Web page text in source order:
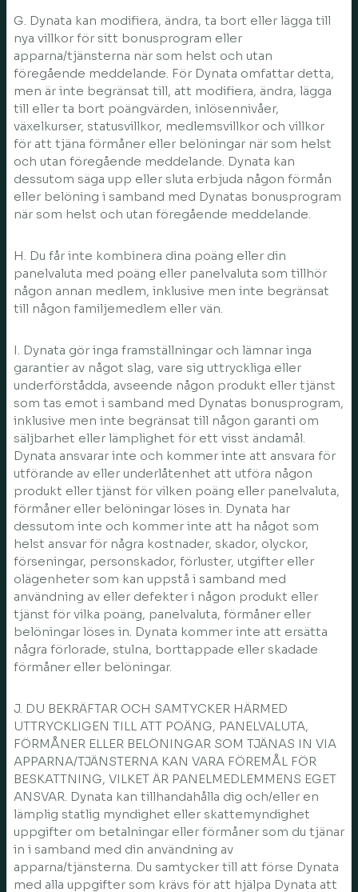
G. Dynata kan modifiera, ändra, ta bort eller lägga till
nya villkor för sitt bonusprogram eller
apparna/tjänsterna när som helst och utan
föregående meddelande. För Dynata omfattar detta,
men är inte begränsat till, att modifiera, ändra, lägga
till eller ta bort poängvärden, inlösennivåer,
växelkurser, statusvillkor, medlemsvillkor och villkor
för att tjäna förmåner eller belöningar när som helst
och utan föregående meddelande. Dynata kan
dessutom säga upp eller sluta erbjuda någon förmån
eller belöning i samband med Dynatas bonusprogram
när som helst och utan föregående meddelande.
H. Du får inte kombinera dina poäng eller din
panelvaluta med poäng eller panelvaluta som tillhör
någon annan medlem, inklusive men inte begränsat
till någon familjemedlem eller vän.
I. Dynata gör inga framställningar och lämnar inga
garantier av något slag, vare sig uttryckliga eller
underförstådda, avseende någon produkt eller tjänst
som tas emot i samband med Dynatas bonusprogram,
inklusive men inte begränsat till någon garanti om
säljbarhet eller lämplighet för ett visst ändamål.
Dynata ansvarar inte och kommer inte att ansvara för
utförande av eller underlåtenhet att utföra någon
produkt eller tjänst för vilken poäng eller panelvaluta,
förmåner eller belöningar löses in. Dynata har
dessutom inte och kommer inte att ha något som
helst ansvar för några kostnader, skador, olyckor,
förseningar, personskador, förluster, utgifter eller
olägenheter som kan uppstå i samband med
användning av eller defekter i någon produkt eller
tjänst för vilka poäng, panelvaluta, förmåner eller
belöningar löses in. Dynata kommer inte att ersätta
några förlorade, stulna, borttappade eller skadade
förmåner eller belöningar.
J. DU BEKRÄFTAR OCH SAMTYCKER HÄRMED
UTTRYCKLIGEN TILL ATT POÄNG, PANELVALUTA,
FÖRMÅNER ELLER BELÖNINGAR SOM TJÄNAS IN VIA
APPARNA/TJÄNSTERNA KAN VARA FÖREMÅL FÖR
BESKATTNING, VILKET ÄR PANELMEDLEMMENS EGET
ANSVAR. Dynata kan tillhandahålla dig och/eller en
lämplig statlig myndighet eller skattemyndighet
uppgifter om betalningar eller förmåner som du tjänar
in i samband med din användning av
apparna/tjänsterna. Du samtycker till att förse Dynata
med alla uppgifter som krävs för att hjälpa Dynata att